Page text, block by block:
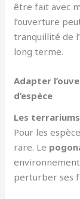
être fait avec
l’ouverture
tranquillité de
long terme.
Adapter
d’espèce
Les
Pour les
rare. Le
perturber ses